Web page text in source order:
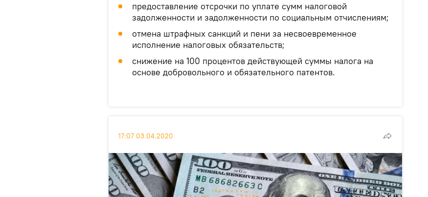
предоставление отсрочки по уплате сумм налоговой
задолженности и задолженности по социальным отчислениям;
отмена штрафных санкций и пени за несвоевременное
исполнение налоговых обязательств;
снижение на 100 процентов действующей суммы налога на
основе добровольного и обязательного патентов.
17:07 03.04.2020